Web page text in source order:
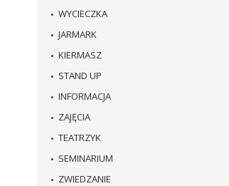
WYCIECZKA
JARMARK
KIERMASZ
STAND UP
INFORMACJA
ZAJĘCIA
TEATRZYK
SEMINARIUM
ZWIEDZANIE